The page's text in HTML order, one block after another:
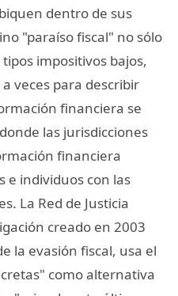
dentro de sus
"paraíso fiscal" no sólo
impositivos bajos,
veces para describir
financiera se
las jurisdicciones
financiera
e individuos con las
La Red de Justicia
creado en 2003
la evasión fiscal, usa el
como alternativa